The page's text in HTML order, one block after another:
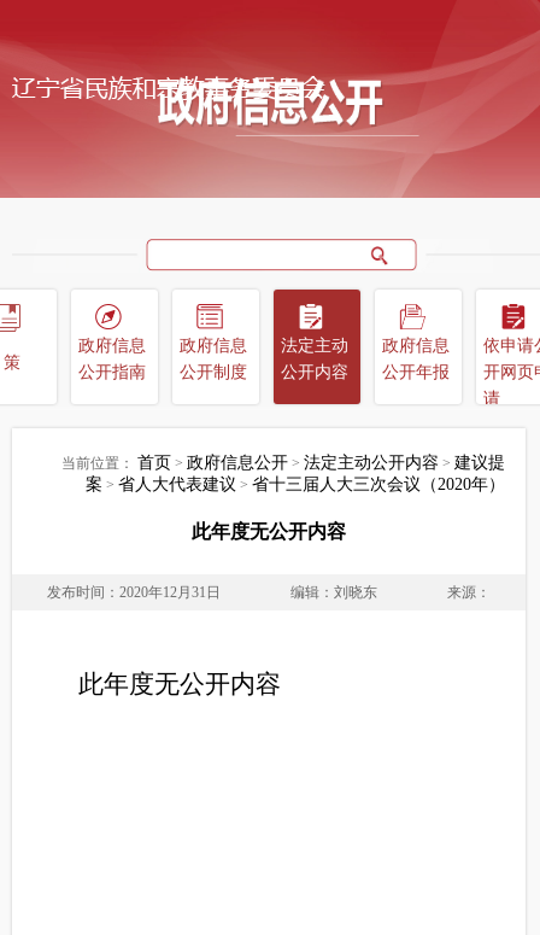
政府信息
公开指南
政府信息
公开制度
法定主动
公开内容
政府信息
公开年报
依申请
开网页
请
当前位置： 首页 > 政府信息公开> 法定主动公开内容 > 建议提
案 > 省人大代表建议 > 省十三届人大三次会议（2020年）
此年度无公开内容
发布时间：2020年12月31日 编辑：刘晓东 来源：
此年度无公开内容